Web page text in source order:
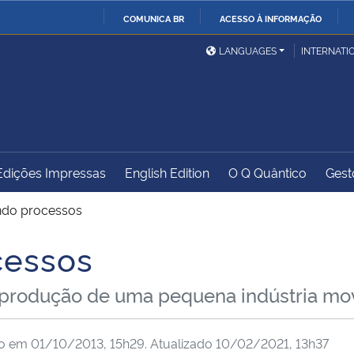
COMUNICA BR ACESSO À INFORMAÇÃO
Ministério da Defesa
Ministério das Relações
Exteriores
Ministério do
Controladoria-Geral da
Advocacia-Geral da União
LANGUAGES
Impressas English Edition O Q Quântico
processos
de uma pequena indústria
em 01/10/2013, 15h29. Atualizado 10/02/2021, 13h37